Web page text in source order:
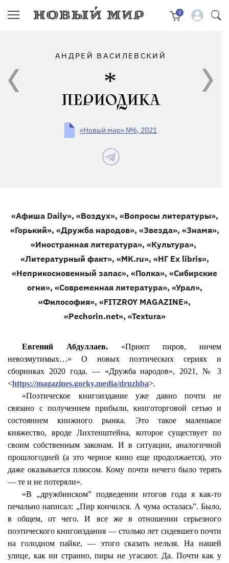
0
АНДРЕЙ ВАСИЛЕВСКИЙ
ПЕРИОДИКА
«Новый мир» №6, 2021
«Афиша Daily», «Воздух», «Вопросы литературы»,
«Горький», «Дружба народов», «Звезда», «Знамя»,
«Иностранная литература», «Культура»,
«Литературный факт», «MK.ru», «НГ Ex libris»,
«Неприкосновенный запас», «Полка», «Сибирские
огни», «Современная литература», «Урал»,
«Философия», «FITZROY MAGAZINE»,
«Pechorin.net», «Textura»
Евгений Абдуллаев. «Приют пиров, ничем
невозмутимых…» О новых поэтических сериях и
сборниках 2020 года. — «Дружба народов», 2021, № 3
<https://magazines.gorky.media/druzhba>.
«Поэтическое книгоиздание уже давно почти не
связано с получением прибыли, книготорговой сетью и
состоянием книжного рынка. Это такое маленькое
княжество, вроде Лихтенштейна, которое существует по
своим собственным законам. И в ситуации, аналогичной
прошлогодней (а это черное кино еще продолжается), это
даже оказывается плюсом. Кому почти нечего было терять
— те и не потеряли».
«В „дружбинском” подведении итогов года я как-то
печально написал: „Пир кончился. А чума осталась”. Было,
в общем, от чего. И все же в отношении серьезного
поэтического книгоиздания — столько лет сидевшего почти
на голодном пайке, — этого сказать нельзя. На нашей
улице, как ни странно, пиры не угасают. Да. Почти как у